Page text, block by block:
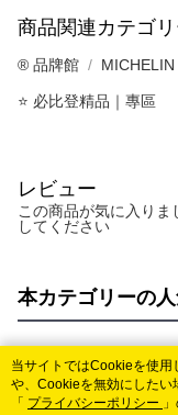
商品関連カテゴリ
®️ 品牌館
⭐ 必比登精品｜專區
レビュー
この商品が気に入り
してください
本カテゴリーの
人気タグ
当サイトではCookieを使
や、Cookieを無効にしたい
「 プライバシーポリシー